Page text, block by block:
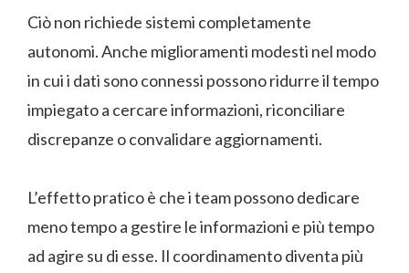
Ciò non richiede sistemi completamente
autonomi. Anche miglioramenti modesti nel modo
in cui i dati sono connessi possono ridurre il tempo
impiegato a cercare informazioni, riconciliare
discrepanze o convalidare aggiornamenti.
L’effetto pratico è che i team possono dedicare
meno tempo a gestire le informazioni e più tempo
ad agire su di esse. Il coordinamento diventa più